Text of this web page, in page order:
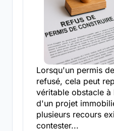
Lorsqu'un permis
refusé, cela peut
véritable obstacle
d'un projet
plusieurs recours
contester...